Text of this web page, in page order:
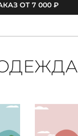
ОТ 7 000 ₽